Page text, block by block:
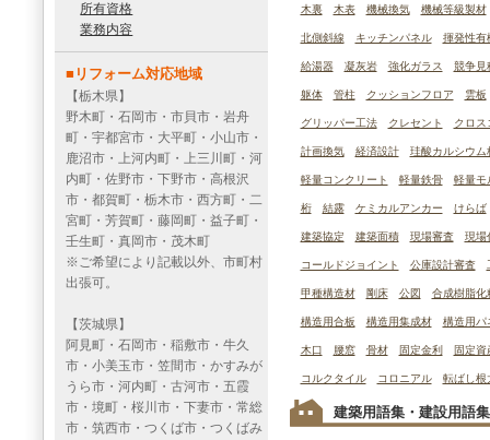
所有資格
業務内容
■リフォーム対応地域
【栃木県】
野木町・石岡市・市貝市・岩舟
町・宇都宮市・大平町・小山市・
鹿沼市・上河内町・上三川町・河
内町・佐野市・下野市・高根沢
市・都賀町・栃木市・西方町・二
宮町・芳賀町・藤岡町・益子町・
壬生町・真岡市・茂木町
※ご希望により記載以外、市町村
出張可。
【茨城県】
阿見町・石岡市・稲敷市・牛久
市・小美玉市・笠間市・かすみが
うら市・河内町・古河市・五霞
市・境町・桜川市・下妻市・常総
市・筑西市・つくば市・つくばみ
木裏 木表 機械換気 機械等級製材
北側斜線 キッチンパネル 揮発性有
給湯器 凝灰岩 強化ガラス 競争見
躯体 管柱 クッションフロア 雲板
グリッパー工法 クレセント クロス
計画換気 経済設計 珪酸カルシウム
軽量コンクリート 軽量鉄骨 軽量モ
桁 結露 ケミカルアンカー けらば
建築協定 建築面積 現場審査 現場
コールドジョイント 公庫設計審査
甲種構造材 剛床 公図 合成樹脂化
構造用合板 構造用集成材 構造用パ
木口 腰窓 骨材 固定金利 固定資
コルクタイル コロニアル 転ばし根
建築用語集・建設用語